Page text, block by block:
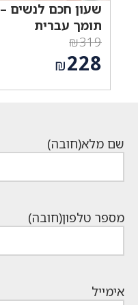
שעון חכם לנשים –
תומך עברית
₪319
המחיר
המקורי
היה:
₪228
שם מלא(חובה)
מספר טלפון(חובה)
אימייל